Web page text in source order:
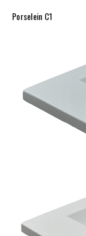
Porselein C1